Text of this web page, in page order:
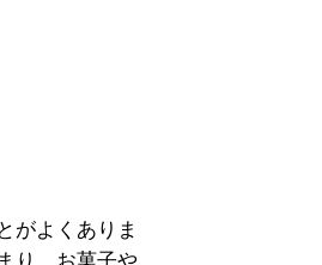
がよくありま
り、お菓子や